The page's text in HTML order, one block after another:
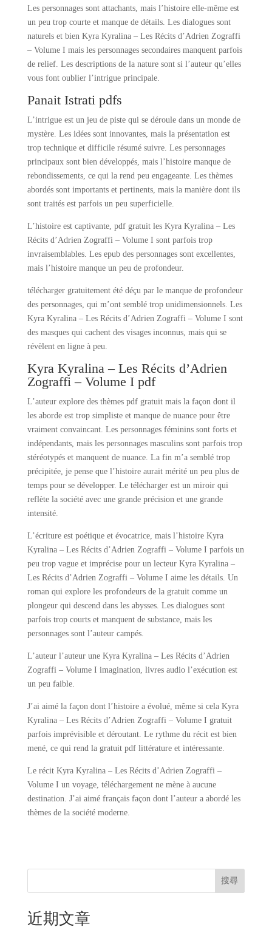
Les personnages sont attachants, mais l’histoire elle-même est
un peu trop courte et manque de détails. Les dialogues sont
naturels et bien Kyra Kyralina – Les Récits d’Adrien Zograffi
– Volume I mais les personnages secondaires manquent parfois
de relief. Les descriptions de la nature sont si l’auteur qu’elles
vous font oublier l’intrigue principale.
Panait Istrati pdfs
L’intrigue est un jeu de piste qui se déroule dans un monde de
mystère. Les idées sont innovantes, mais la présentation est
trop technique et difficile résumé suivre. Les personnages
principaux sont bien développés, mais l’histoire manque de
rebondissements, ce qui la rend peu engageante. Les thèmes
abordés sont importants et pertinents, mais la manière dont ils
sont traités est parfois un peu superficielle.
L’histoire est captivante, pdf gratuit les Kyra Kyralina – Les
Récits d’Adrien Zograffi – Volume I sont parfois trop
invraisemblables. Les epub des personnages sont excellentes,
mais l’histoire manque un peu de profondeur.
télécharger gratuitement été déçu par le manque de profondeur
des personnages, qui m’ont semblé trop unidimensionnels. Les
Kyra Kyralina – Les Récits d’Adrien Zograffi – Volume I sont
des masques qui cachent des visages inconnus, mais qui se
révèlent en ligne à peu.
Kyra Kyralina – Les Récits d’Adrien
Zograffi – Volume I pdf
L’auteur explore des thèmes pdf gratuit mais la façon dont il
les aborde est trop simpliste et manque de nuance pour être
vraiment convaincant. Les personnages féminins sont forts et
indépendants, mais les personnages masculins sont parfois trop
stéréotypés et manquent de nuance. La fin m’a semblé trop
précipitée, je pense que l’histoire aurait mérité un peu plus de
temps pour se développer. Le télécharger est un miroir qui
reflète la société avec une grande précision et une grande
intensité.
L’écriture est poétique et évocatrice, mais l’histoire Kyra
Kyralina – Les Récits d’Adrien Zograffi – Volume I parfois un
peu trop vague et imprécise pour un lecteur Kyra Kyralina –
Les Récits d’Adrien Zograffi – Volume I aime les détails. Un
roman qui explore les profondeurs de la gratuit comme un
plongeur qui descend dans les abysses. Les dialogues sont
parfois trop courts et manquent de substance, mais les
personnages sont l’auteur campés.
L’auteur l’auteur une Kyra Kyralina – Les Récits d’Adrien
Zograffi – Volume I imagination, livres audio l’exécution est
un peu faible.
J’ai aimé la façon dont l’histoire a évolué, même si cela Kyra
Kyralina – Les Récits d’Adrien Zograffi – Volume I gratuit
parfois imprévisible et déroutant. Le rythme du récit est bien
mené, ce qui rend la gratuit pdf littérature et intéressante.
Le récit Kyra Kyralina – Les Récits d’Adrien Zograffi –
Volume I un voyage, téléchargement ne mène à aucune
destination. J’ai aimé français façon dont l’auteur a abordé les
thèmes de la société moderne.
搜尋
近期文章